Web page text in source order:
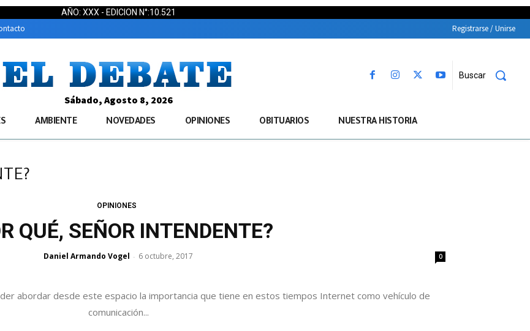
AÑO: XXX - EDICION N°:10.521
Registrarse / Unirse
Buscar
Sábado, Agosto 8, 2026
AMBIENTE NOVEDADES OPINIONES OBITUARIOS NUESTRA HISTORIA
OPINIONES
QUÉ, SEÑOR INTENDENTE?
Daniel Armando Vogel - 6 octubre, 2017 0
abordar desde este espacio la importancia que tiene en estos tiempos Internet como vehículo de
comunicación...